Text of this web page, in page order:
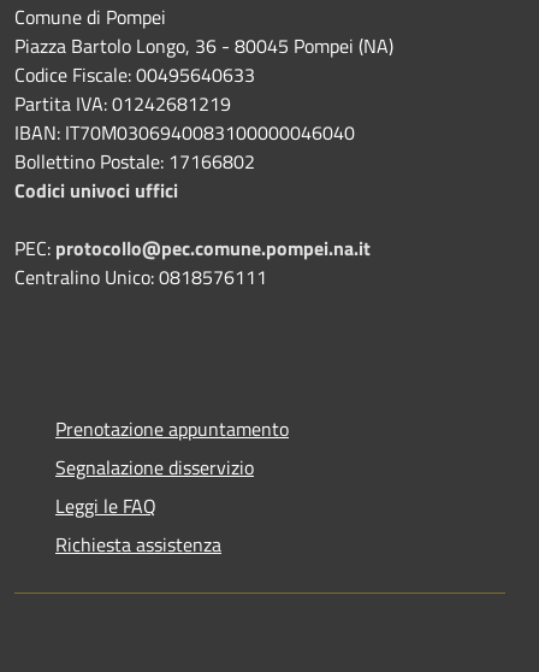
Comune di Pompei
Piazza Bartolo Longo, 36 - 80045 Pompei (NA)
Codice Fiscale: 00495640633
Partita IVA: 01242681219
IBAN: IT70M0306940083100000046040
Bollettino Postale: 17166802
Codici univoci uffici
PEC: protocollo@pec.comune.pompei.na.it
Centralino Unico: 0818576111
Prenotazione appuntamento
Segnalazione disservizio
Leggi le FAQ
Richiesta assistenza